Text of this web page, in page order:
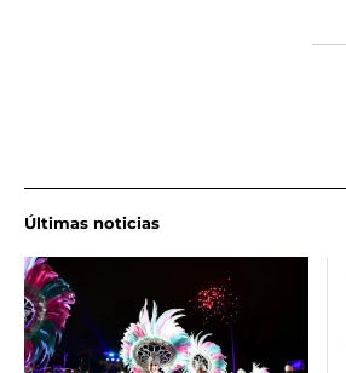
Últimas noticias